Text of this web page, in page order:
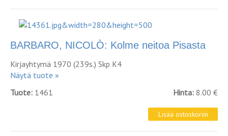
BARBARO, NICOLÒ: Kolme neitoa Pisasta
Kirjayhtymä 1970 (239s.) Skp K4
Näytä tuote »
Tuote: 1461 Hinta: 8.00 €